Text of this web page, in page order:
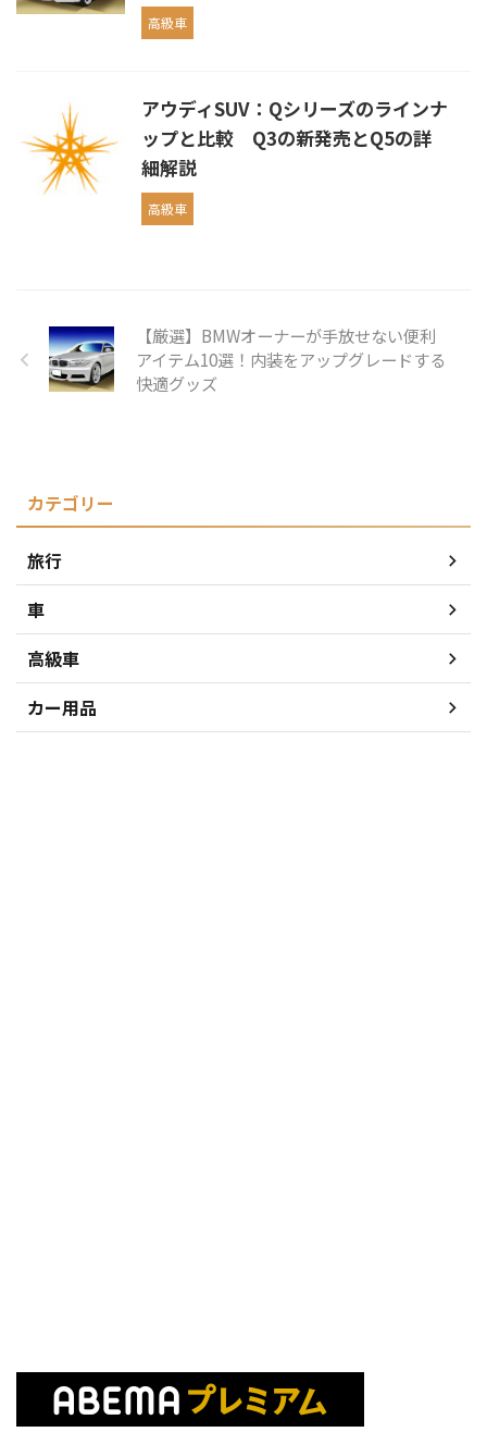
高級車
アウディSUV：Qシリーズのラインナ
ップと比較 Q3の新発売とQ5の詳
細解説
高級車
【厳選】BMWオーナーが手放せない便利
アイテム10選！内装をアップグレードする
快適グッズ
カテゴリー
旅行
車
高級車
カー用品